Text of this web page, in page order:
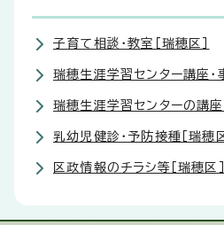
子育て相談・教室［瑞穂区］
瑞穂生涯学習センター講座・
瑞穂生涯学習センターの講座
乳幼児健診・予防接種［瑞穂区
区政情報のチラシ等［瑞穂区］